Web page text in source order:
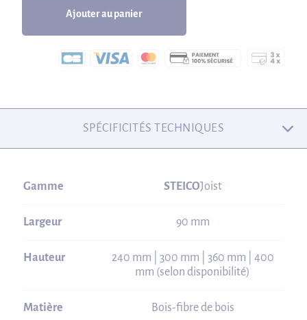
Ajouter au panier
SPÉCIFICITÉS TECHNIQUES
Gamme STEICOJoist
Largeur 90 mm
Hauteur
240 mm | 300 mm | 360 mm | 400
mm (selon disponibilité)
Matière Bois-fibre de bois